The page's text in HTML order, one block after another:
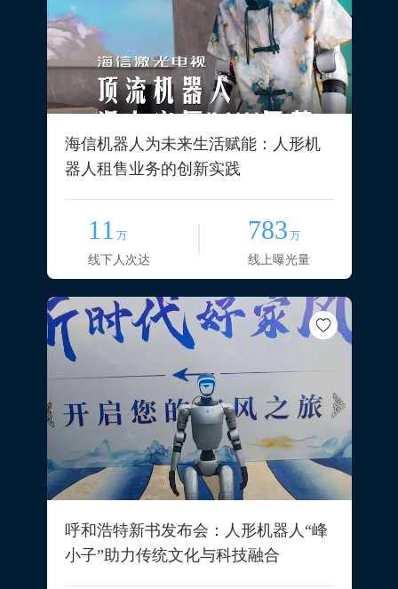
海信机器人为未来生活赋能：人形机
器人租售业务的创新实践
11 万
线下人次达
783 万
线上曝光量
呼和浩特新书发布会：人形机器人“峰
小子”助力传统文化与科技融合